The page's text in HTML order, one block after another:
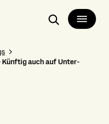
Suchen
Künftig auch auf Unter­